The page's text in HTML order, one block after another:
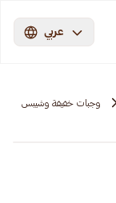
عربي
وجبات خفيفة وشيبس